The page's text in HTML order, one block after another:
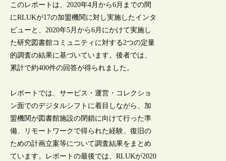
このレポートは、2020年4月から6月までの間
にRLUKが17の加盟機関に対し実施したインタ
ビューと、2020年5月から6月にかけて実施し
た研究図書館コミュニティに対する2つの定量
的調査の結果に基づいています。後者では、
累計で約400件の回答が得られました。
レポートでは、サービス・運営・コレクショ
ン面でのデジタルシフトに着目しながら、加
盟機関が図書館施設の閉鎖に向けて行った準
備、リモートワークで得られた経験、復旧の
ための計画立案等について調査結果をまとめ
ています。レポートの最後では、RLUKが2020